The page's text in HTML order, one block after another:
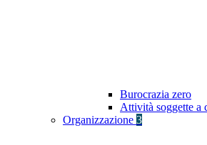
Burocrazia zero
Attività soggette a
Organizzazione 3